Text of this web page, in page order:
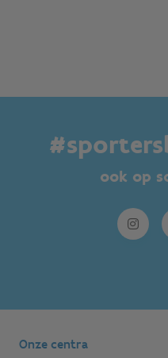
ook op
Onze centra